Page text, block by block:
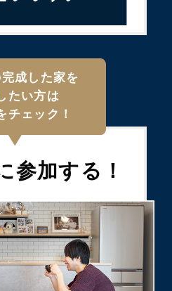
成した家を
たい方は
チェック！
参加する！